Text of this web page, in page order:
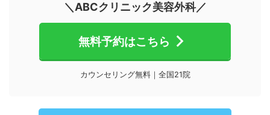
＼ABCクリニック美容外科／
無料予約はこちら
カウンセリング無料｜全国21院